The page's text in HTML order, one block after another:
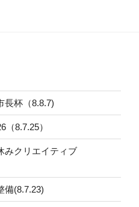
長杯（8.8.7)
8.7.25）
みクリエイティブ
備(8.7.23)